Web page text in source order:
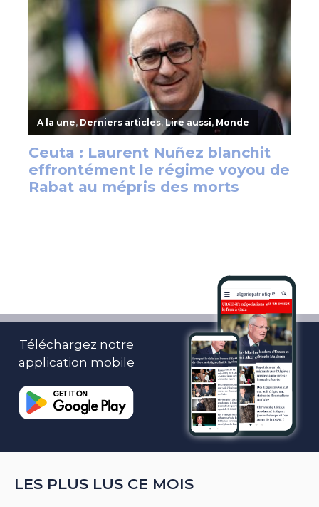
Téléchargez notre
application mobile
LES PLUS LUS CE MOIS